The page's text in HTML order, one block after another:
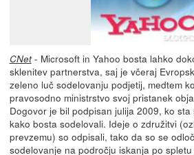
CNet- Microsoft in Yahoo bosta lahko
sklenitev partnerstva, saj je včeraj
zeleno luč sodelovanju podjetij, medtem
pravosodno ministrstvo svoj pristanek
Dogovor je bil podpisan julija 2009, ko
kako bosta sodelovali. Ideje o združitvi
prevzemu) so odpisali, tako da so se
sodelovanje na področju iskanja po